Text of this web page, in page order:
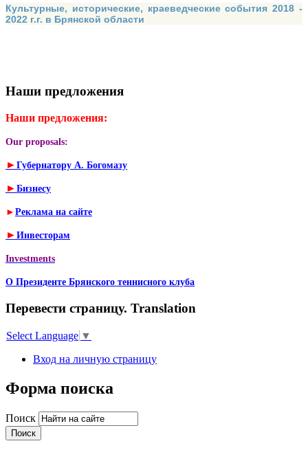
Культурные, исторические, краеведческие события 2018 -
2022 г.г. в Брянской области
Наши предложения
Наши предложения:
Our proposals:
► Губернатору А. Богомазу
► Бизнесу
► Реклама на сайте
► Инвесторам
Investments
О Президенте Брянского теннисного клуба
Перевести страницу. Translation
Select Language ▼
Вход на личную страницу
Форма поиска
Поиск